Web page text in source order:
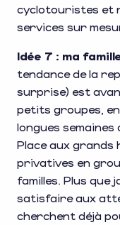
cyclotouristes et
services sur
Idée 7 : ma
tendance de la
surprise) est
petits groupes,
longues
Place aux grands
privatives en
familles. Plus que
satisfaire aux
cherchent déjà